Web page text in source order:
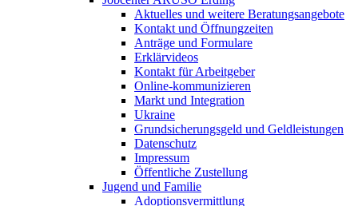
Aktuelles und weitere Beratungsangebote
Kontakt und Öffnungzeiten
Anträge und Formulare
Erklärvideos
Kontakt für Arbeitgeber
Online-kommunizieren
Markt und Integration
Ukraine
Grundsicherungsgeld und Geldleistungen
Datenschutz
Impressum
Öffentliche Zustellung
Jugend und Familie
Adoptionsvermittlung